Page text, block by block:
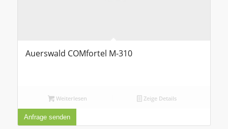
Auerswald COMfortel M-310
Weiterlesen Zeige Details
Anfrage senden